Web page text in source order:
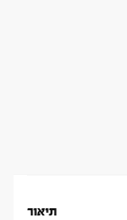
תיאור